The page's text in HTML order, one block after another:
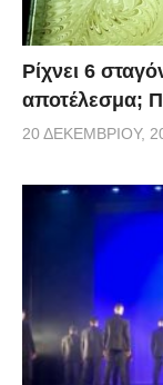
Ρίχνει 6
αποτέλεσμα;
20 ΔΕΚΕΜΒΡΊΟΥ,